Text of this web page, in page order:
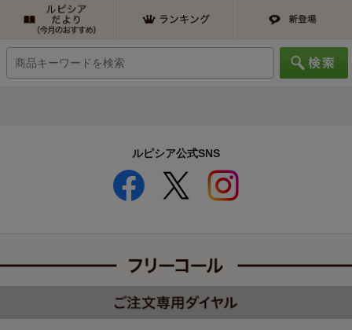
ルピシア公式SNS